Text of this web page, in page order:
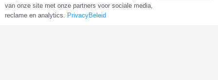
VEILIG BETALEN & BESTELLEN
van onze site met onze partners voor sociale media,
reclame en analytics. PrivacyBeleid